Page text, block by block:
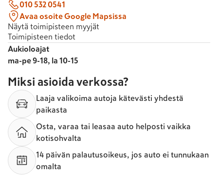
010 532 0541
Avaa osoite Google Mapsissa
Näytä toimipisteen myyjät
Toimipisteen tiedot
Aukioloajat
ma-pe 9-18, la 10-15
Miksi asioida verkossa?
Laaja valikoima autoja kätevästi yhdestä
paikasta
Osta, varaa tai leasaa auto helposti vaikka
kotisohvalta
14 päivän palautusoikeus, jos auto ei tunnukaan
omalta